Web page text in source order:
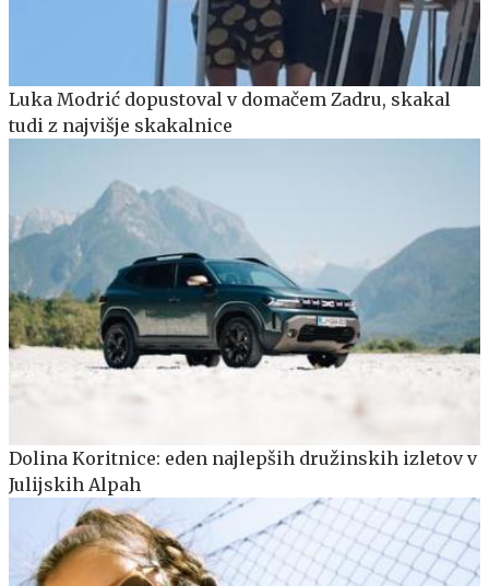
Luka Modrić dopustoval v domačem Zadru, skakal
tudi z najvišje skakalnice
Dolina Koritnice: eden najlepših družinskih izletov v
Julijskih Alpah